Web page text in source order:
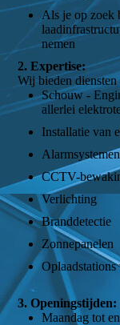
Als je op zoek
nemen
2. Expertise:
Wij bieden
Schouw -
allerlei
Installatie van
Alarmsystemen
CCTV-
Verlichting
Branddetectie
Zonnepanelen
3. Openingstijden:
Maandag tot